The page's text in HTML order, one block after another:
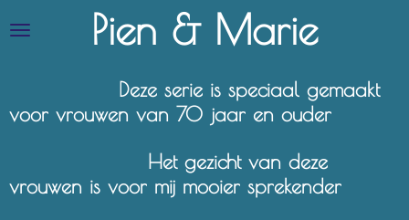
direct
Pien & Marie
Deze serie is speciaal gemaakt
voor vrouwen van 70 jaar en ouder
Het gezicht van deze
vrouwen is voor mij mooier sprekender